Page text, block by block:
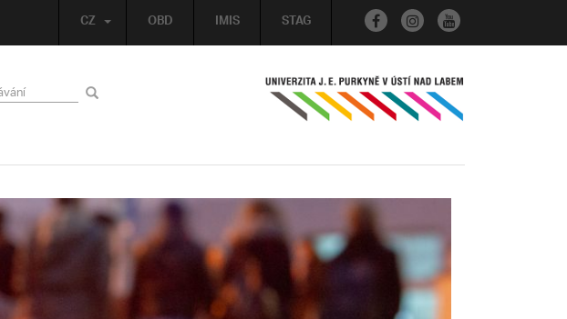
OBD IMIS STAG
CZ